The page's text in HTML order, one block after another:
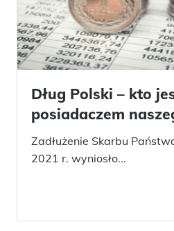
Dług Polski – kto
posiadaczem
Zadłużenie Skarbu
2021 r. wyniosło...